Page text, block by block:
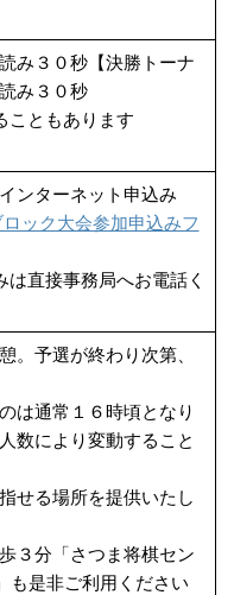
み３０秒【決勝トーナ
み３０秒
こともあります
ンターネット申込み
ック大会参加申込みフ
直接事務局へお電話く
。予選が終わり次第、
は通常１６時頃となり
数により変動すること
せる場所を提供いたし
３分「さつま将棋セン
も是非ご利用ください